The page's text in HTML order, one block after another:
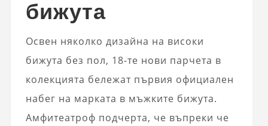
бижута
Освен няколко дизайна на високи
бижута без пол, 18-те нови парчета в
колекцията бележат първия официален
набег на марката в мъжките бижута.
Амфитеатроф подчерта, че въпреки че